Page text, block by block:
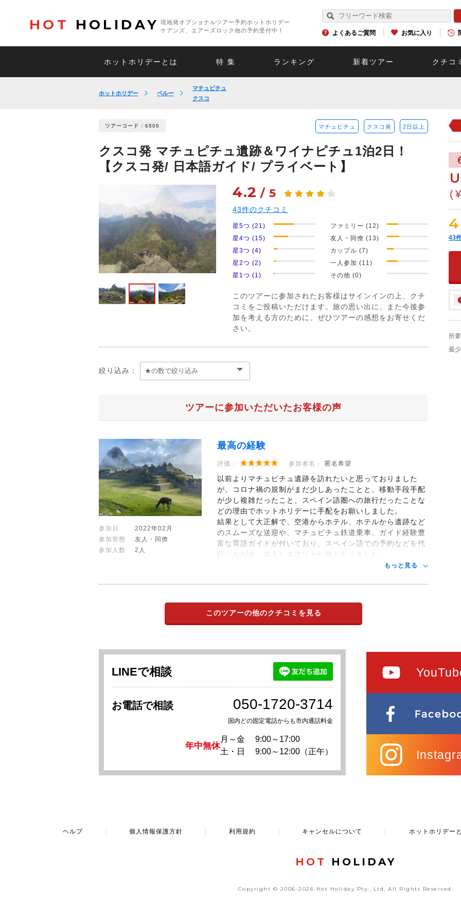
HOT HOLIDAY
現地発オプショナルツアー予約ホットホリデー
ケアンズ、エアーズロック他の予約受付中！
よくあるご質問 お気に入り
ホットホリデーとは 特 集 ランキング 新着ツアー クチコ
ホットホリデー ペルー
マチュピチュ
クスコ
ツアーコード : 6505 マチュピチュ クスコ発 2日以上
クスコ発 マチュピチュ遺跡＆ワイナピチュ1泊2日！
【クスコ発/ 日本語ガイド/ プライベート】
4.2 / 5
43件のクチコミ
星5つ (21)
星4つ (15)
星3つ (4)
星2つ (2)
星1つ (1)
ファミリー (12)
友人・同僚 (13)
カップル (7)
一人参加 (11)
その他 (0)
このツアーに参加されたお客様はサインインの上、クチ
コミをご投稿いただけます。旅の思い出に、また今後参
加を考える方のために、ぜひツアーの感想をお寄せくだ
さい。
絞り込み：
ツアーに参加いただいたお客様の声
最高の経験
評価： 参加者名： 匿名希望
以前よりマチュピチュ遺跡を訪れたいと思っておりました
が、コロナ禍の規制がまだ少しあったことと、移動手段手配
が少し複雑だったこと、スペイン語圏への旅行だったことな
どの理由でホットホリデーに手配をお願いしました。
結果として大正解で、空港からホテル、ホテルから遺跡など
のスムーズな送迎や、マチュピチュ鉄道乗車、ガイド経験豊
富な英語ガイドが付いており、スペイン語での予約などを代
行いただき、ストレスフリーな旅となりました。
もっと見る
参加日
2022年02月
参加形態
友人・同僚
参加人数
2人
このツアーの他のクチコミを見る
43
所
最
LINEで相談
お電話で相談 050-1720-3714
国内どの固定電話からも市内通話料金
年中無休
月～金
9:00～17:00
土・日
9:00～12:00（正午）
ヘルプ 個人情報保護方針 利用規約 キャンセルについて ホットホリデー
HOT HOLIDAY
Copyright © 2006-2026 Hot Holiday Pty., Ltd.All Rights Reserved.